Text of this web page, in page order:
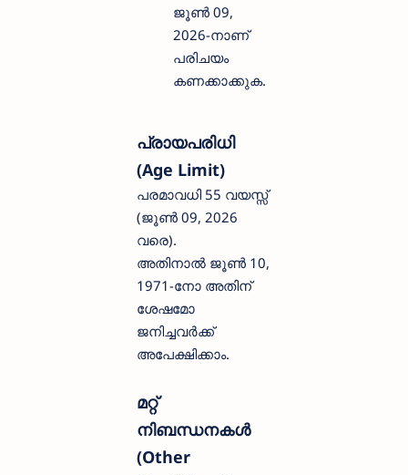
ജൂൺ 09,
2026-നാണ്
പരിചയം
കണക്കാക്കുക.
പ്രായപരിധി
(Age Limit)
പരമാവധി 55 വയസ്സ്
(ജൂൺ 09, 2026
വരെ).
അതിനാൽ ജൂൺ 10,
1971-നോ അതിന്
ശേഷമോ
ജനിച്ചവർക്ക്
അപേക്ഷിക്കാം.
മറ്റ്
നിബന്ധനകൾ
(Other